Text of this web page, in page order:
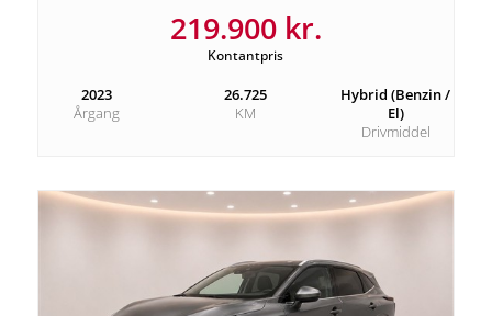
219.900 kr.
Kontantpris
2023
Årgang
26.725
KM
Hybrid (Benzin /
El)
Drivmiddel